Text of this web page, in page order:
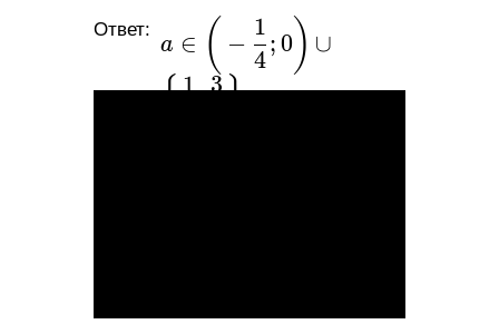
Ответ:
a \in \bigg(-
\dfrac{1}{4};
0\bigg) \cup
a ∈ ( −
4
1
;0) ∪
{1 3}